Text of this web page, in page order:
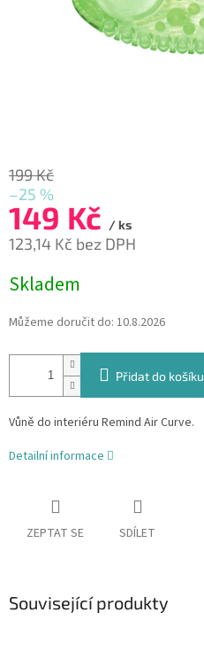
199 Kč
–25 %
149 Kč / ks
123,14 Kč bez DPH
cena:
Skladem
Můžeme doručit do: 10.8.2026
Přidat do košíku
Vůně do interiéru Remind Air Curve.
Detailní informace
ZEPTAT SE SDÍLET
Související produkty